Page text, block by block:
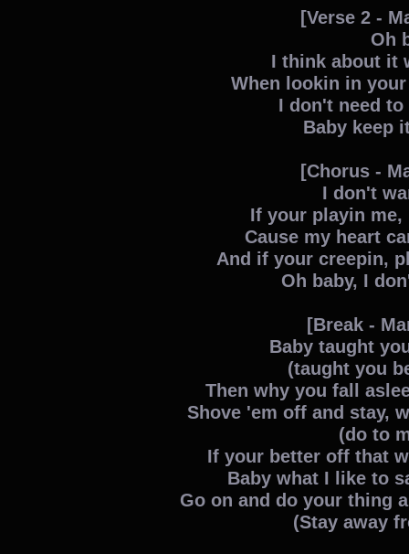
[Verse 2 -
Oh
I think about it
When lookin in
I don't need
Baby keep
[Chorus -
I don't
If your playin
Cause my heart
And if your creepin,
Oh baby, I
[Break -
Baby taught
(taught you
Then why you fall
Shove 'em off and stay,
(do to
If your better off that
Baby what I like to
Go on and do your thing
(Stay away